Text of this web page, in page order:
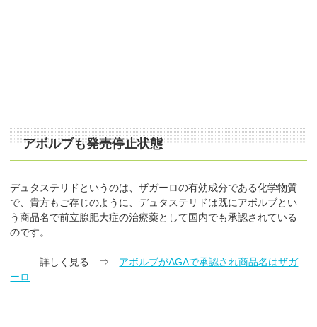
アボルブも発売停止状態
デュタステリドというのは、ザガーロの有効成分である化学物質
で、貴方もご存じのように、デュタステリドは既にアボルブとい
う商品名で前立腺肥大症の治療薬として国内でも承認されている
のです。
詳しく見る ⇒ アボルブがAGAで承認され商品名はザガ
ーロ